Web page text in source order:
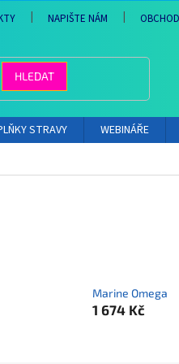
NAPIŠTE NÁM
HLEDAT
STRAVY WEBINÁŘE
Marine Omega
1 674 Kč